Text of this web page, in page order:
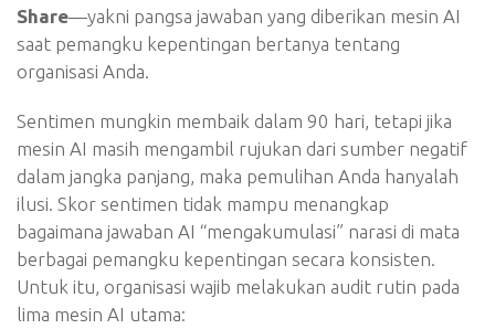
Share—yakni pangsa jawaban yang diberikan mesin AI
saat pemangku kepentingan bertanya tentang
organisasi Anda.
Sentimen mungkin membaik dalam 90 hari, tetapi jika
mesin AI masih mengambil rujukan dari sumber negatif
dalam jangka panjang, maka pemulihan Anda hanyalah
ilusi. Skor sentimen tidak mampu menangkap
bagaimana jawaban AI “mengakumulasi” narasi di mata
berbagai pemangku kepentingan secara konsisten.
Untuk itu, organisasi wajib melakukan audit rutin pada
lima mesin AI utama: